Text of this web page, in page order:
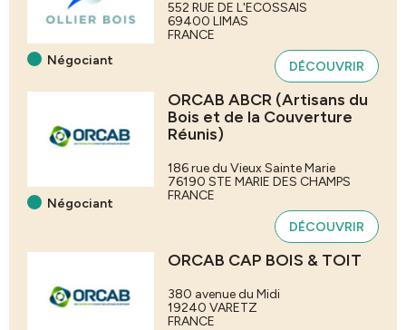
Négociant
552 RUE DE L'ECOSSAIS
69400 LIMAS
FRANCE
DÉCOUVRIR
Négociant
ORCAB ABCR (Artisans du
Bois et de la Couverture
Réunis)
186 rue du Vieux Sainte Marie
76190 STE MARIE DES CHAMPS
FRANCE
DÉCOUVRIR
ORCAB CAP BOIS & TOIT
380 avenue du Midi
19240 VARETZ
FRANCE